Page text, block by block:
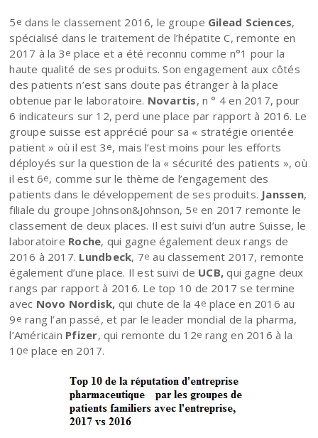
5e dans le classement 2016, le groupe Gilead Sciences,
spécialisé dans le traitement de l’hépatite C, remonte en
2017 à la 3e place et a été reconnu comme n°1 pour la
haute qualité de ses produits. Son engagement aux côtés
des patients n’est sans doute pas étranger à la place
obtenue par le laboratoire. Novartis, n ° 4 en 2017, pour
6 indicateurs sur 12, perd une place par rapport à 2016. Le
groupe suisse est apprécié pour sa « stratégie orientée
patient » où il est 3e, mais l’est moins pour les efforts
déployés sur la question de la « sécurité des patients », où
il est 6e, comme sur le thème de l’engagement des
patients dans le développement de ses produits. Janssen,
filiale du groupe Johnson&Johnson, 5e en 2017 remonte le
classement de deux places. Il est suivi d’un autre Suisse, le
laboratoire Roche, qui gagne également deux rangs de
2016 à 2017. Lundbeck, 7e au classement 2017, remonte
également d’une place. Il est suivi de UCB, qui gagne deux
rangs par rapport à 2016. Le top 10 de 2017 se termine
avec Novo Nordisk, qui chute de la 4e place en 2016 au
9e rang l’an passé, et par le leader mondial de la pharma,
l’Américain Pfizer, qui remonte du 12e rang en 2016 à la
10e place en 2017.